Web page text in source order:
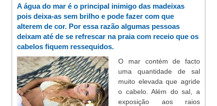
A água do mar é o principal inimigo das madeixas
pois deixa-as sem brilho e pode fazer com que
alterem de cor. Por essa razão algumas pessoas
deixam até de se refrescar na praia com receio que os
cabelos fiquem ressequidos.
O mar contém de facto
uma quantidade de sal
muito elevada que agride
o cabelo. Além do sal, a
exposição aos raios